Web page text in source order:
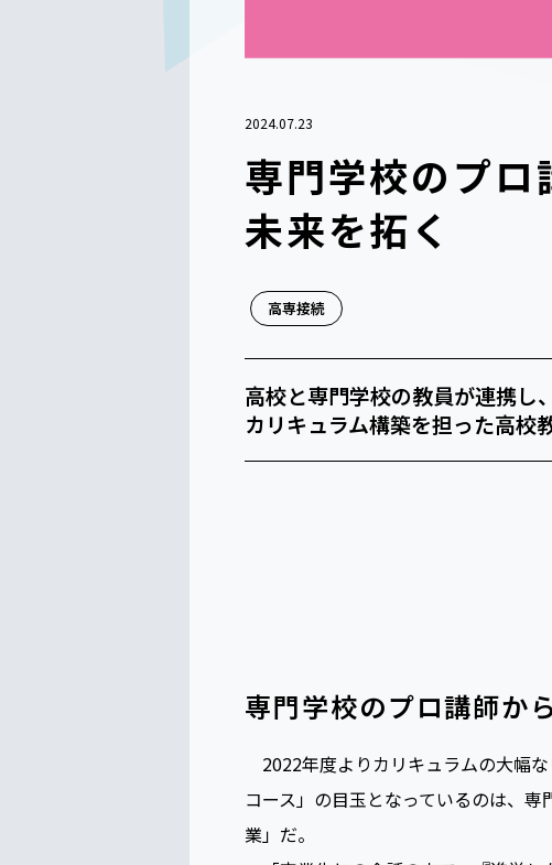
2024.07.23
専門学校のプ
未来を拓く
高専接続
高校と専門学校の教員が連携し
カリキュラム構築を担った高校
専門学校のプロ講師
2022年度よりカリキュラムの大幅な
コース」の目玉となっているのは、専